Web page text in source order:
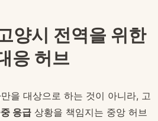
양시 전역을 위한
응 허브
을 대상으로 하는 것이 아니라, 고
응급 상황을 책임지는 중앙 허브